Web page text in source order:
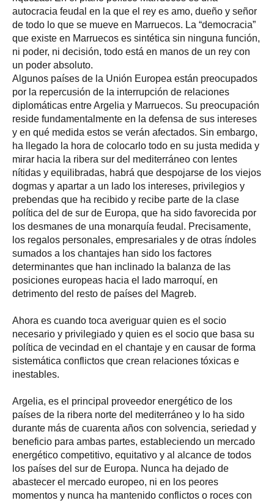
autocracia feudal en la que el rey es amo, dueño y señor
de todo lo que se mueve en Marruecos. La “democracia”
que existe en Marruecos es sintética sin ninguna función,
ni poder, ni decisión, todo está en manos de un rey con
un poder absoluto.
Algunos países de la Unión Europea están preocupados
por la repercusión de la interrupción de relaciones
diplomáticas entre Argelia y Marruecos. Su preocupación
reside fundamentalmente en la defensa de sus intereses
y en qué medida estos se verán afectados. Sin embargo,
ha llegado la hora de colocarlo todo en su justa medida y
mirar hacia la ribera sur del mediterráneo con lentes
nítidas y equilibradas, habrá que despojarse de los viejos
dogmas y apartar a un lado los intereses, privilegios y
prebendas que ha recibido y recibe parte de la clase
política del de sur de Europa, que ha sido favorecida por
los desmanes de una monarquía feudal. Precisamente,
los regalos personales, empresariales y de otras índoles
sumados a los chantajes han sido los factores
determinantes que han inclinado la balanza de las
posiciones europeas hacia el lado marroquí, en
detrimento del resto de países del Magreb.
Ahora es cuando toca averiguar quien es el socio
necesario y privilegiado y quien es el socio que basa su
política de vecindad en el chantaje y en causar de forma
sistemática conflictos que crean relaciones tóxicas e
inestables.
Argelia, es el principal proveedor energético de los
países de la ribera norte del mediterráneo y lo ha sido
durante más de cuarenta años con solvencia, seriedad y
beneficio para ambas partes, estableciendo un mercado
energético competitivo, equitativo y al alcance de todos
los países del sur de Europa. Nunca ha dejado de
abastecer el mercado europeo, ni en los peores
momentos y nunca ha mantenido conflictos o roces con